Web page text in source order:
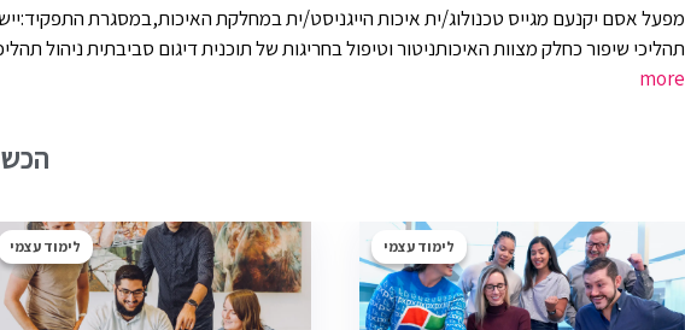
מפעל אסם יקנעם מגייס טכנולוג/ית איכות הייגניסט/ית במחלקת האיכות,במסגרת
תהליכי שיפור כחלק מצוות האיכותניטור וטיפול בחריגות של תוכנית דיגום סביבתית ניהול
more
לימוד עצמי לימוד עצמי